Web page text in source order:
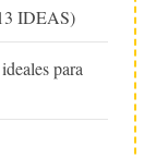
IDEAS)
para